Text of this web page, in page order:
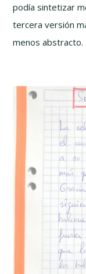
podía sintetizar
tercera versión
menos abstracto.